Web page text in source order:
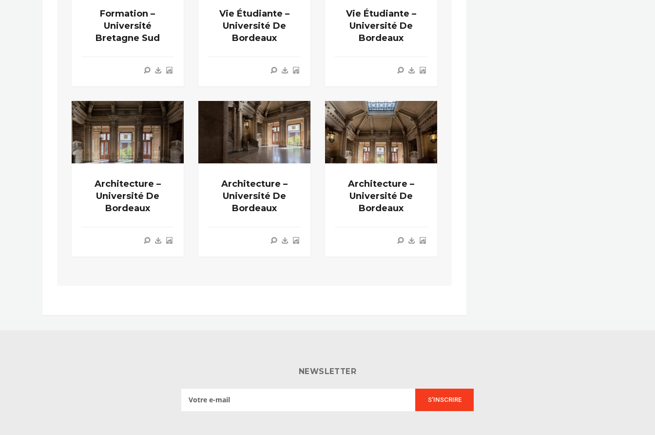
Formation –
Université
Bretagne Sud
Vie Étudiante –
Université De
Bordeaux
Vie Étudiante –
Université De
Bordeaux
Architecture –
Université De
Bordeaux
Architecture –
Université De
Bordeaux
Architecture –
Université De
Bordeaux
NEWSLETTER